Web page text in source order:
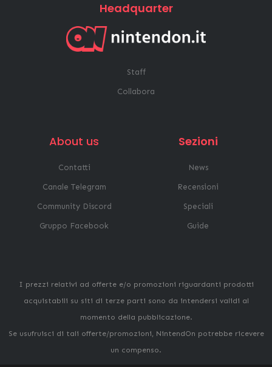
Headquarter
Staff
Collabora
About us
Contatti
Canale Telegram
Community Discord
Gruppo Facebook
Sezioni
News
Recensioni
Speciali
Guide
I prezzi relativi ad offerte e/o promozioni riguardanti prodotti
acquistabili su siti di terze parti sono da intendersi validi al
momento della pubblicazione.
Se usufruisci di tali offerte/promozioni, NintendOn potrebbe ricevere
un compenso.